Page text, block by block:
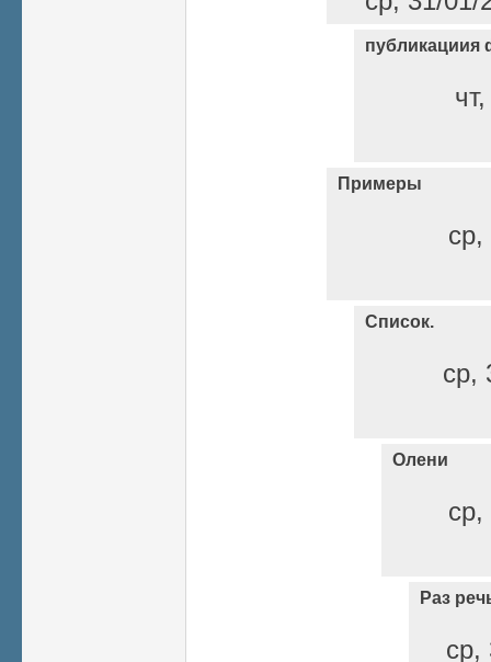
публикациия
Примеры
Список.
ср,
Олени
Раз
ср,